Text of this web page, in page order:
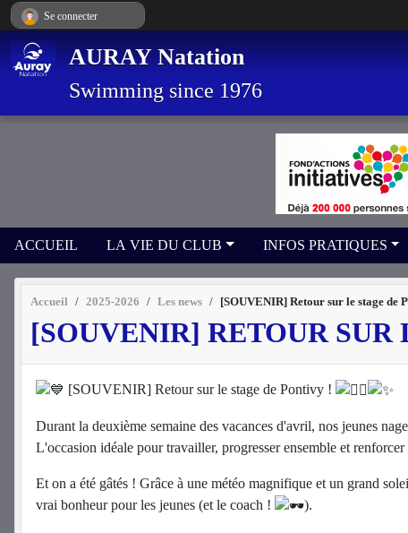
AURAY Natation
Swimming since 1976
ACCUEIL LA VIE DU CLUB INFOS PRATIQUES
Accueil 2025-2026 Les news [SOUVENIR] Retour sur le stage de
[SOUVENIR] RETOUR SUR
[SOUVENIR] Retour sur le stage de Pontivy !
Durant la deuxième semaine des vacances d'avril, nos jeunes
L'occasion idéale pour travailler, progresser ensemble et
Et on a été gâtés ! Grâce à une météo magnifique et un grand
vrai bonheur pour les jeunes (et le coach !
).
Se connecter
Panneau de gestion des cookies